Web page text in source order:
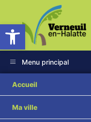
Ouvrir la barre d’outils
Menu principal
Accueil
Ma ville